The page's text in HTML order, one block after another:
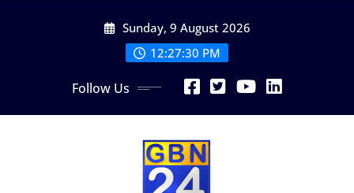
Sunday, 9 August 2026
12:27:31 PM
Follow Us